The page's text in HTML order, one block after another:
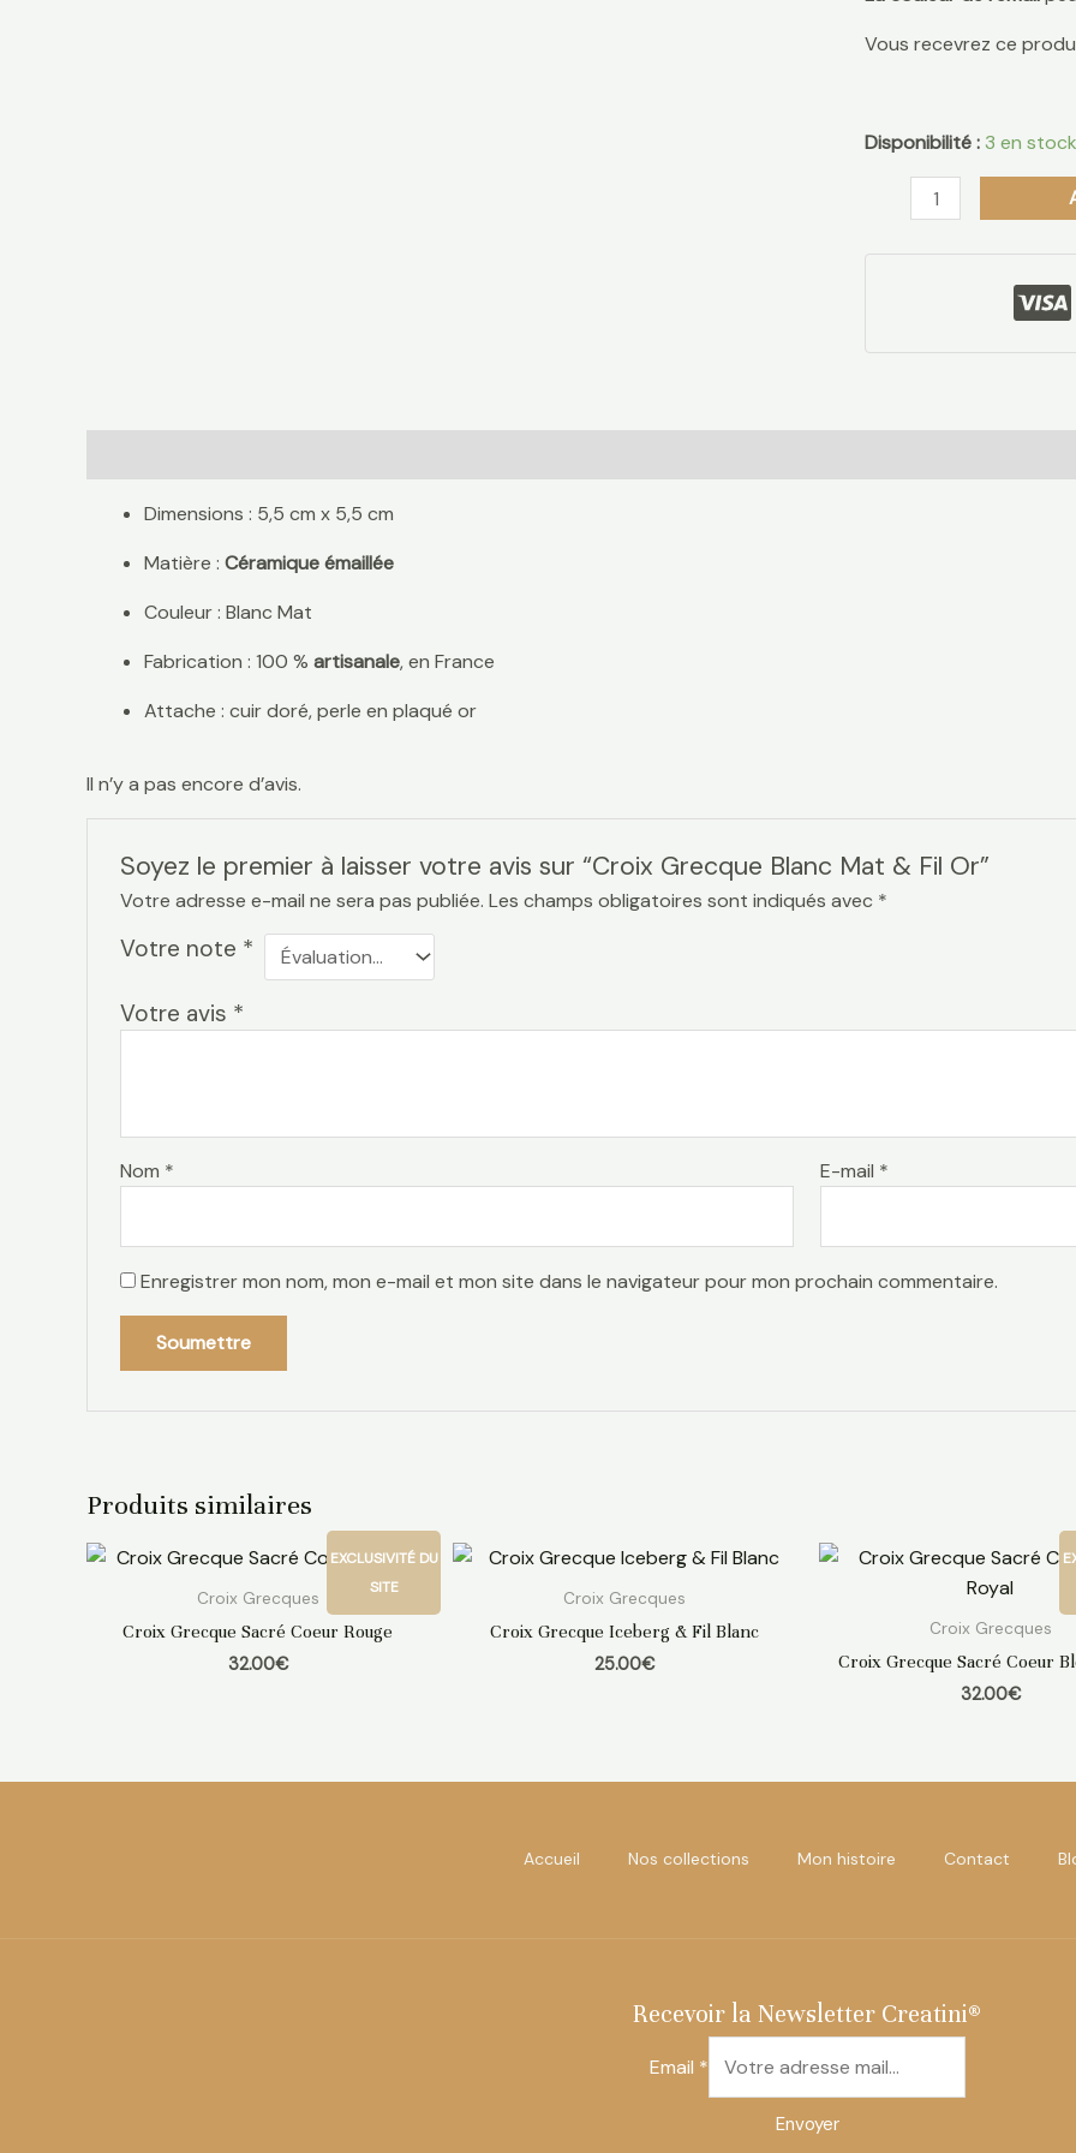
Vous recevrez ce
Disponibilité : 3 en stock
Dimensions : 5,5 cm x 5,5 cm
Matière : Céramique émaillée
Couleur : Blanc Mat
Fabrication : 100 % artisanale, en France
Attache : cuir doré, perle en plaqué or
Il n’y a pas encore d’avis.
Soyez le premier à laisser votre avis sur “Croix Grecque Blanc Mat & Fil Or”
Votre adresse e-mail ne sera pas publiée. Les champs obligatoires sont indiqués avec *
Votre note *
Votre avis *
Nom * E-mail *
Enregistrer mon nom, mon e-mail et mon site dans le navigateur pour mon prochain commentaire.
Produits similaires
EXCLUSIVITÉ DU
SITE
Croix Grecques
Croix Grecque Sacré Coeur Rouge
32.00€
Croix Grecques
Croix Grecque Iceberg & Fil Blanc
25.00€
Croix Grecques
Croix Grecque Sacré Coeur
32.00€
Accueil Nos collections Mon histoire Contact
Recevoir la Newsletter Creatini®
Email *
Envoyer